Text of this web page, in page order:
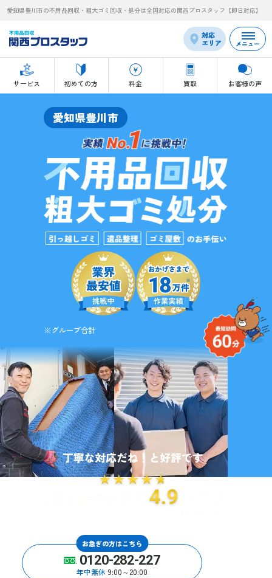
愛知県豊川市の不用品回収・粗大ゴミ回収・処分は全国対応の関西プロスタッフ【即日対応】
対応
エリア
サービス 初めての方 料金 買取 お客様の声
メニュー
愛知県豊川市
※グループ合計
お急ぎの方はこちら
0120-282-227
年中無休 9:00～20:00